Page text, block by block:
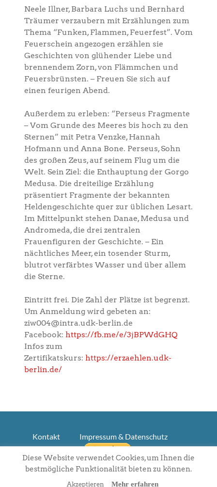
Neele Illner, Barbara Luchs und Bernhard
Träumer verzaubern mit Erzählungen zum
Thema “Funken, Flammen, Feuerfest”. Vom
Feuerschein angezogen erzählen sie
Geschichten von glühender Liebe und
brennendem Zorn, von Flämmchen und
Feuersbrünsten. – Freuen Sie sich auf
einen feurigen Abend.
Außerdem zu erleben: “Perseus Fragmente
– Vom Grunde des Meeres bis hoch zu den
Sternen” mit Petra Venzke, Hannah
Hofmann und Anna Bone. Perseus, Sohn
des großen Zeus, auf seinem Flug um die
Welt. Sein Ziel: die Enthauptung der Gorgo
Medusa. Die dreiteilige Erzählung
präsentiert Fragmente der bekannten
Heldengeschichte quer zur üblichen Lesart.
Im Mittelpunkt stehen Danae, Medusa und
Andromeda, die drei zentralen
Frauenfiguren der Geschichte. – Ein
nächtliches Meer, ein tosender Sturm,
blutrot verfärbtes Wasser und über allem
die Sterne.
Eintritt frei. Die Zahl der Plätze ist begrenzt.
Um Anmeldung wird gebeten an:
ziw004@intra.udk-berlin.de
Facebook: https://fb.me/e/3jBPWdGHQ
Infos zum
Zertifikatskurs: https://erzaehlen.udk-
berlin.de/
Kontakt Impressum & Datenschutz
Newsletter Mitgliederbereich
Diese Website verwendet Cookies, um Ihnen die
bestmögliche Funktionalität bieten zu können.
Akzeptieren Mehr erfahren